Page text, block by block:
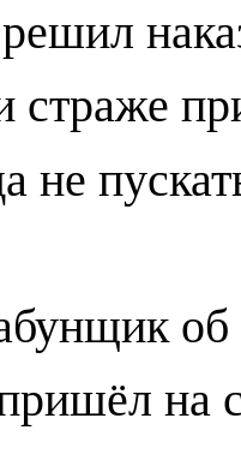
страже
не
об
на